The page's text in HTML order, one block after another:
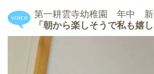
第一耕雲寺幼稚園 年中 新
「朝から楽しそうで私も嬉し